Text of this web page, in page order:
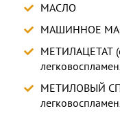
МАСЛО
МАШИННОЕ
МЕТИЛАЦЕТАТ
МЕТИЛОВЫЙ